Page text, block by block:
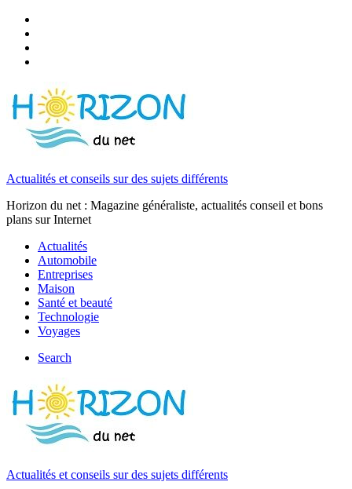
Actualités et conseils sur des sujets différents
Horizon du net : Magazine généraliste, actualités conseil et bons
plans sur Internet
Actualités
Automobile
Entreprises
Maison
Santé et beauté
Technologie
Voyages
Search
Actualités et conseils sur des sujets différents